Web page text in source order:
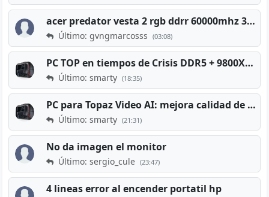
acer predator vesta 2 rgb ddrr 60000mhz 32gb x2 16gb
Último: gvngmarcosss (03:08)
PC TOP en tiempos de Crisis DDR5 + 9800X3D + RTX 5080 [2026][2400€]
Último: smarty (18:35)
PC para Topaz Video AI: mejora calidad de vídeos viejos
Último: smarty (21:31)
No da imagen el monitor
Último: sergio_cule (23:47)
4 lineas error al encender portatil hp